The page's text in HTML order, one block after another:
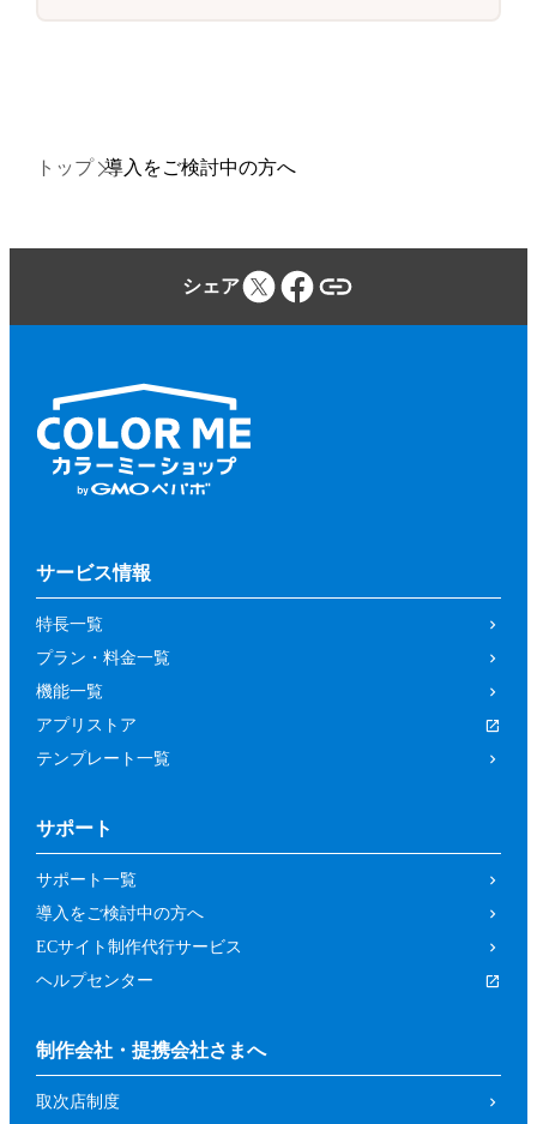
トップ 導入をご検討中の方へ
シェア
サービス情報
特長一覧
プラン・料金一覧
機能一覧
アプリストア
テンプレート一覧
サポート
サポート一覧
導入をご検討中の方へ
ECサイト制作代行サービス
ヘルプセンター
制作会社・提携会社さまへ
取次店制度